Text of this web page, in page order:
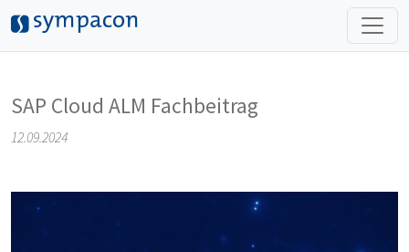
SAP Cloud ALM Fachbeitrag
12.09.2024